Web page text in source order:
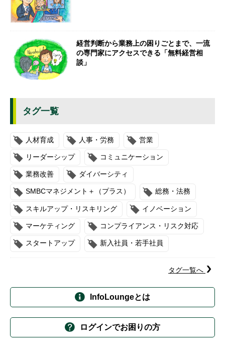
経営判断から業務上の困りごとまで、一流
の専門家にアクセスできる「無料経営相
談」
タグ一覧
人材育成 人事・労務 営業
リーダーシップ コミュニケーション
業務改善 ダイバーシティ
SMBCマネジメント＋（プラス） 総務・法務
スキルアップ・リスキリング イノベーション
マーケティング コンプライアンス・リスク対応
スタートアップ 新入社員・若手社員
タグ一覧へ
InfoLoungeとは
ログインでお困りの方